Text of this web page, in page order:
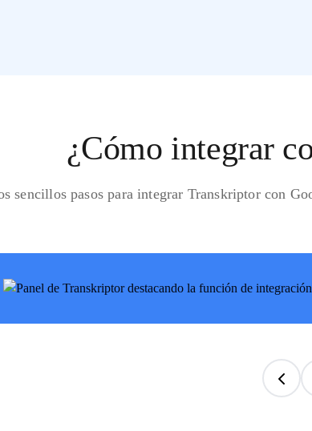
¿Cómo integrar
sencillos pasos para integrar Transkriptor con